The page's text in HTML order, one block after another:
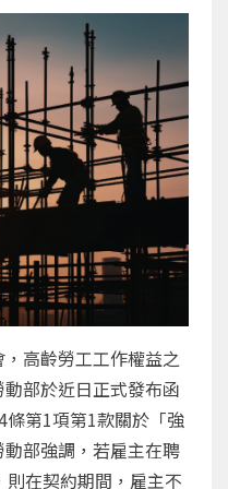
高齡勞工工作權益之
部於近日正式發布函
第1項第1款關於「強
部強調，若雇主在聘
在契約期間，雇主不